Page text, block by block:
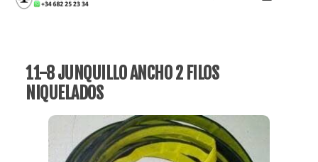
11-8 JUNQUILLO ANCHO 2 FILOS
NIQUELADOS